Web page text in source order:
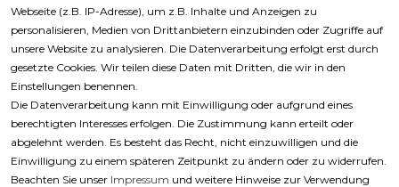
Zahlungsarten
Webseite (z.B. IP-Adresse), um z.B. Inhalte und Anzeigen zu
personalisieren, Medien von Drittanbietern einzubinden oder Zugriffe auf
unsere Website zu analysieren. Die Datenverarbeitung erfolgt erst durch
gesetzte Cookies. Wir teilen diese Daten mit Dritten, die wir in den
Einstellungen benennen.
Die Datenverarbeitung kann mit Einwilligung oder aufgrund eines
berechtigten Interesses erfolgen. Die Zustimmung kann erteilt oder
abgelehnt werden. Es besteht das Recht, nicht einzuwilligen und die
Einwilligung zu einem späteren Zeitpunkt zu ändern oder zu widerrufen.
Beachten Sie unser Impressum und weitere Hinweise zur Verwendung